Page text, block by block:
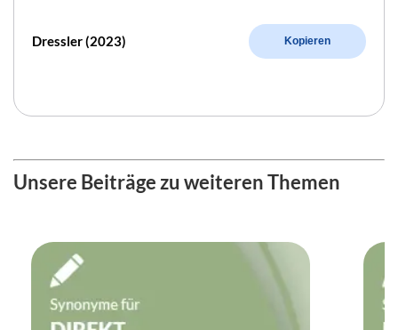
Dressler (2023) Kopieren
Unsere Beiträge zu weiteren Themen